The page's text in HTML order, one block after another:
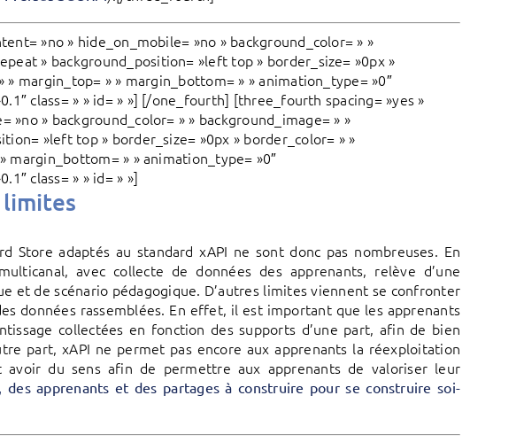
»no » hide_on_mobile= »no » background_color= » »
» background_position= »left top » border_size= »0px »
margin_top= » » margin_bottom= » » animation_type= »0″
class= » » id= » »] [/one_fourth] [three_fourth spacing= »yes »
»no » background_color= » » background_image= » »
»left top » border_size= »0px » border_color= » »
margin_bottom= » » animation_type= »0″
class= » » id= » »]
limites
Store adaptés au standard xAPI ne sont donc pas nombreuses. En
avec collecte de données des apprenants, relève d’une
et de scénario pédagogique. D’autres limites viennent se confronter
données rassemblées. En effet, il est important que les apprenants
collectées en fonction des supports d’une part, afin de bien
part, xAPI ne permet pas encore aux apprenants la réexploitation
avoir du sens afin de permettre aux apprenants de valoriser leur
des apprenants et des partages à construire pour se construire soi-